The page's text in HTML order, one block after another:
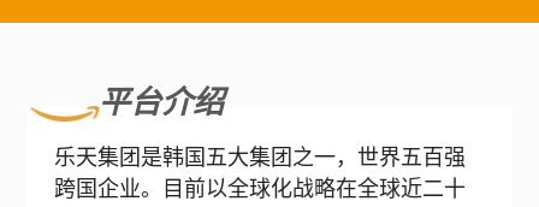
平台介绍
乐天集团是韩国五大集团之一，世界五百强
跨国企业。目前以全球化战略在全球近二十